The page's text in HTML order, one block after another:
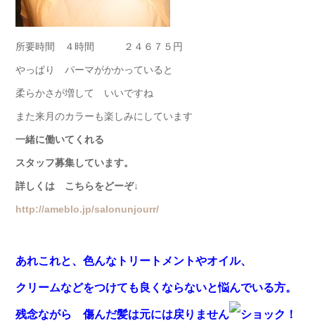
所要時間 ４時間 ２４６７５円
やっぱり パーマがかかっていると
柔らかさが増して いいですね
また来月のカラーも楽しみにしています
一緒に働いてくれる
スタッフ募集しています。
詳しくは こちらをどーぞ↓
http://ameblo.jp/salonunjourr/
あれこれと、色んなトリートメントやオイル、
クリームなどをつけても良くならないと悩んでいる方。
残念ながら 傷んだ髪は元には戻りません